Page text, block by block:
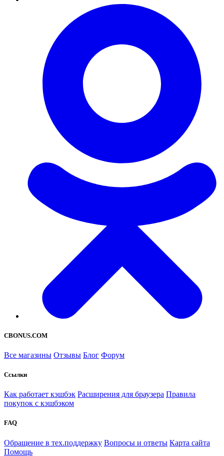
CBONUS.COM
Все магазины Отзывы Блог Форум
Ссылки
Как работает кэшбэк Расширения для браузера Правила
покупок с кэшбэком
FAQ
Обращение в тех.поддержку Вопросы и ответы Карта сайта
Помощь